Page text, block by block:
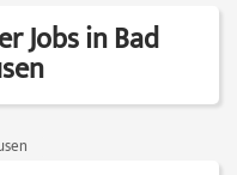
Jobs in Bad